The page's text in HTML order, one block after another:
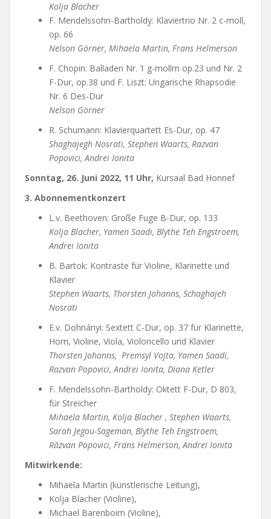
Kolja Blacher
F. Mendelssohn-Bartholdy: Klaviertrio Nr. 2 c-moll,
op. 66
Nelson Görner, Mihaela Martin, Frans Helmerson
F. Chopin: Balladen Nr. 1 g-mollm op.23 und Nr. 2
F-Dur, op.38 und F. Liszt: Ungarische Rhapsodie
Nr. 6 Des-Dur
Nelson Görner
R. Schumann: Klavierquartett Es-Dur, op. 47
Shaghajegh Nosrati, Stephen Waarts, Razvan
Popovici, Andrei Ionita
Sonntag, 26. Juni 2022, 11 Uhr, Kursaal Bad Honnef
3. Abonnementkonzert
L.v. Beethoven: Große Fuge B-Dur, op. 133
Kolja Blacher, Yamen Saadi, Blythe Teh Engstroem,
Andrei Ionita
B. Bartok: Kontraste für Violine, Klarinette und
Klavier
Stephen Waarts, Thorsten Johanns, Schaghajeh
Nosrati
E.v. Dohnányi: Sextett C-Dur, op. 37 für Klarinette,
Horn, Violine, Viola, Violoncello und Klavier
Thorsten Johanns, Premsyl Vojta, Yamen Saadi,
Razvan Popovici, Andrei Ionita, Diana Ketler
F. Mendelssohn-Bartholdy: Oktett F-Dur, D 803,
für Streicher
Mihaela Martin, Kolja Blacher , Stephen Waarts,
Sarah Jegou-Sageman, Blythe Teh Engstroem,
Răzvan Popovici, Frans Helmerson, Andrei Ionita
Mitwirkende:
Mihaela Martin (künstlerische Leitung),
Kolja Blacher (Violine),
Michael Barenboim (Violine),